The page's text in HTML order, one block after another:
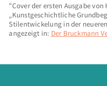
"Cover der ersten Ausgabe
„Kunstgeschichtliche
Stilentwickelung in der
angezeigt in: Der Bruckmann